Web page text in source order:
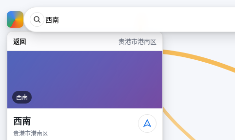
返回 贵港市港南区
西南
西南
贵港市港南区